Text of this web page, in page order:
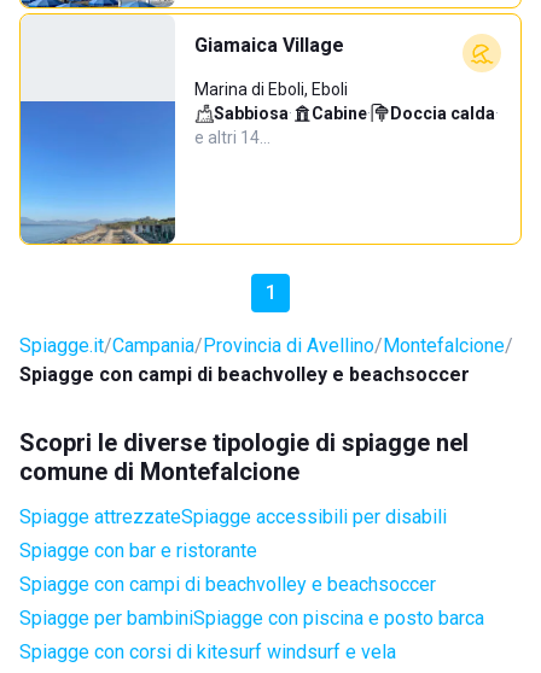
Giamaica Village
Marina di Eboli, Eboli
Sabbiosa· Cabine· Doccia calda·
e altri 14…
1
Spiagge.it Campania Provincia di Avellino Montefalcione
Spiagge con campi di beachvolley e beachsoccer
Scopri le diverse tipologie di spiagge nel
comune di Montefalcione
Spiagge attrezzateSpiagge accessibili per disabili
Spiagge con bar e ristorante
Spiagge con campi di beachvolley e beachsoccer
Spiagge per bambiniSpiagge con piscina e posto barca
Spiagge con corsi di kitesurf windsurf e vela